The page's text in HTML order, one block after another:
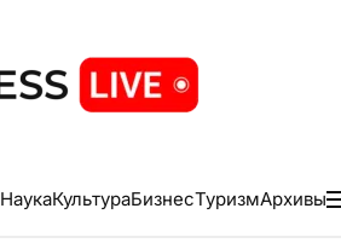
НаукаКультураБизнесТуризмАрхивы